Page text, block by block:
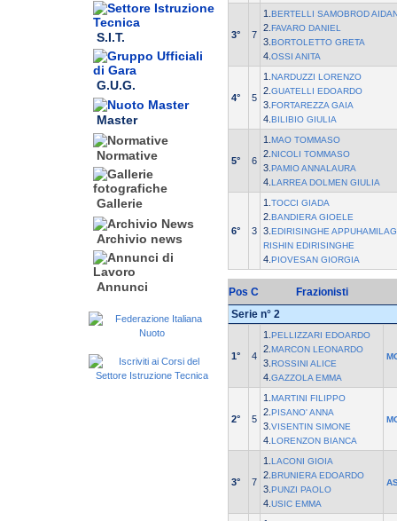
S.I.T.
G.U.G.
Master
Normative
Gallerie
Archivio news
Annunci
3° 7
1. BERTELLI SAMOBROD
2. FAVARO DANIEL
3. BORTOLETTO GRETA
4. OSSI ANITA
4° 5
1. NARDUZZI LORENZO
2. GUATELLI EDOARDO
3. FORTAREZZA GAIA
4. BILIBIO GIULIA
5° 6
1. MAO TOMMASO
2. NICOLI TOMMASO
3. PAMIO ANNALAURA
4. LARREA DOLMEN GIULIA
6° 3
1. TOCCI GIADA
2. BANDIERA GIOELE
3. EDIRISINGHE
RISHIN EDIRISINGHE
4. PIOVESAN GIORGIA
Pos C
Frazionisti
Serie n° 2
1° 4
1. PELLIZZARI EDOARDO
2. MARCON LEONARDO
3. ROSSINI ALICE
4. GAZZOLA EMMA
2° 5
1. MARTINI FILIPPO
2. PISANO' ANNA
3. VISENTIN SIMONE
4. LORENZON BIANCA
3° 7
1. LACONI GIOIA
2. BRUNIERA EDOARDO
3. PUNZI PAOLO
4. USIC EMMA